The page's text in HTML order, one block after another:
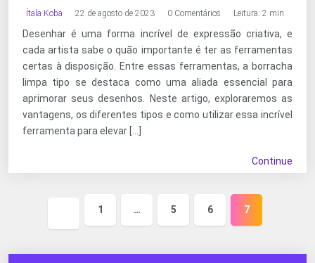
Ítala Koba 22 de agosto de 2023 0 Comentários Leitura: 2 min
Desenhar é uma forma incrível de expressão criativa, e
cada artista sabe o quão importante é ter as ferramentas
certas à disposição. Entre essas ferramentas, a borracha
limpa tipo se destaca como uma aliada essencial para
aprimorar seus desenhos. Neste artigo, exploraremos as
vantagens, os diferentes tipos e como utilizar essa incrível
ferramenta para elevar […]
Continue
Página
1 … 5 6 7